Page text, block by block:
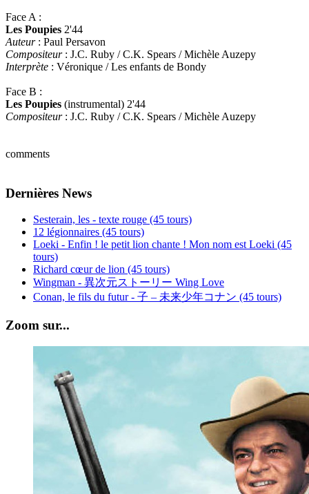
Face A :
Les Poupies 2'44
Auteur: Paul Persavon
Compositeur: J.C. Ruby / C.K. Spears / Michèle Auzepy
Interprète : Véronique / Les enfants de Bondy
Face B :
Les Poupies (instrumental) 2'44
Compositeur: J.C. Ruby / C.K. Spears / Michèle Auzepy
comments
Dernières News
Sesterain, les - texte rouge (45 tours)
12 légionnaires (45 tours)
Loeki - Enfin ! le petit lion chante ! Mon nom est Loeki (45
tours)
Richard cœur de lion (45 tours)
Wingman - 異次元ストーリー Wing Love
Conan, le fils du futur - 子 – 未来少年コナン (45 tours)
Zoom sur...